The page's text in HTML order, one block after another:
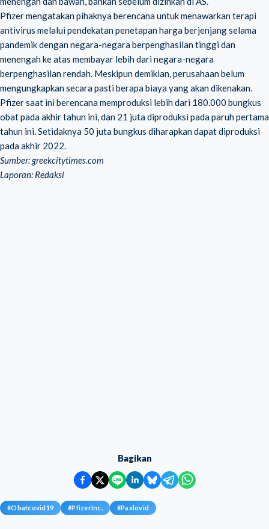
Pfizer mengatakan pihaknya berencana untuk menawarkan terapi
antivirus melalui pendekatan penetapan harga berjenjang selama
pandemik dengan negara-negara berpenghasilan tinggi dan
menengah ke atas membayar lebih dari negara-negara
berpenghasilan rendah. Meskipun demikian, perusahaan belum
mengungkapkan secara pasti berapa biaya yang akan dikenakan.
Pfizer saat ini berencana memproduksi lebih dari 180.000 bungkus
obat pada akhir tahun ini, dan 21 juta diproduksi pada paruh pertama
tahun ini. Setidaknya 50 juta bungkus diharapkan dapat diproduksi
pada akhir 2022.
Sumber: greekcitytimes.com
Laporan: Redaksi
Bagikan
#Obatcovid19 #PfizerInc. #Paxlovid